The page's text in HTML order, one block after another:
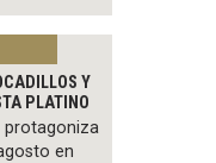
Y
PLATINO
protagoniza
en